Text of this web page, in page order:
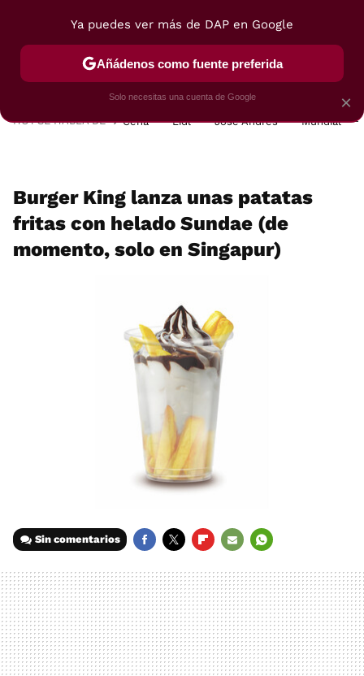
POSTRES VIAJES SELECCIÓN VEGUI
HOY SE HABLA DE Cena Lidl José Andrés Mundial
Burger King lanza unas patatas
fritas con helado Sundae (de
momento, solo en Singapur)
Sin comentarios
MAIL
×
Ya puedes ver más de DAP en Google
Añádenos como fuente preferida
Solo necesitas una cuenta de Google